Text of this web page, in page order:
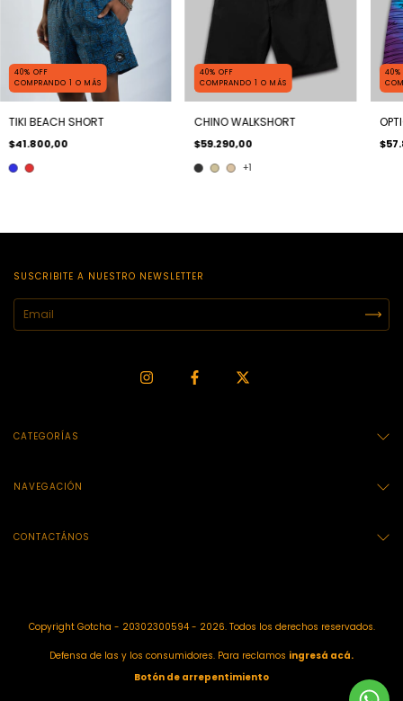
40% OFF
COMPRANDO 1 O MÁS
TIKI BEACH SHORT
$41.800,00
40% OFF
COMPRANDO 1 O MÁS
CHINO WALKSHORT
$59.290,00
+1
40%
SUSCRIBITE A NUESTRO NEWSLETTER
CATEGORÍAS
NAVEGACIÓN
CONTACTÁNOS
Copyright Gotcha - 20302300594 - 2026. Todos los derechos reservados.
Defensa de las y los consumidores. Para reclamos ingresá acá.
Botón de arrepentimiento